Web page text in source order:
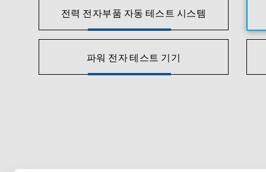
전력 전자부품 자동 테스트 시스템
파워 전자 테스트 기기